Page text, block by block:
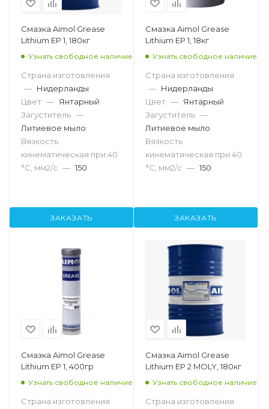
Смазка Aimol Grease
Lithium EP 1, 180кг
Узнать свободное наличие
Страна изготовления
— Нидерланды
Цвет — Янтарный
Загуститель —
Литиевое мыло
Вязкость
кинематическая при 40
°С, мм2/с — 150
ЗАКАЗАТЬ
Смазка Aimol Grease
Lithium EP 1, 18кг
Узнать свободное наличие
Страна изготовления
— Нидерланды
Цвет — Янтарный
Загуститель —
Литиевое мыло
Вязкость
кинематическая при 40
°С, мм2/с — 150
ЗАКАЗАТЬ
Смазка Aimol Grease
Lithium EP 1, 400гр
Узнать свободное наличие
Страна изготовления
Смазка Aimol Grease
Lithium EP 2 MOLY, 180кг
Узнать свободное наличие
Страна изготовления